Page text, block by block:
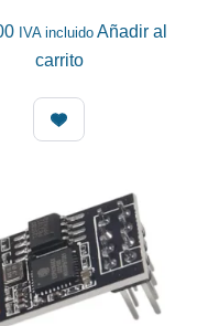
IVA incluido Añadir al
carrito